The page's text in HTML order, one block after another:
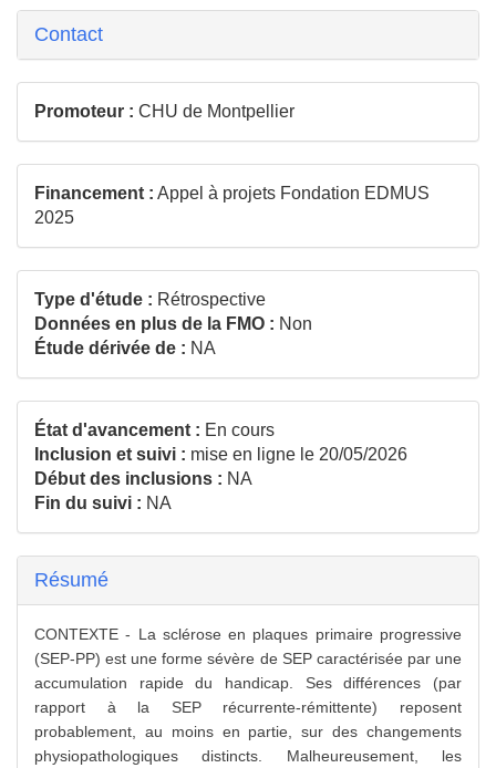
Contact
Promoteur : CHU de Montpellier
Financement : Appel à projets Fondation EDMUS
2025
Type d'étude : Rétrospective
Données en plus de la FMO : Non
Étude dérivée de : NA
État d'avancement : En cours
Inclusion et suivi : mise en ligne le 20/05/2026
Début des inclusions : NA
Fin du suivi : NA
Résumé
CONTEXTE - La sclérose en plaques primaire progressive
(SEP-PP) est une forme sévère de SEP caractérisée par une
accumulation rapide du handicap. Ses différences (par
rapport à la SEP récurrente-rémittente) reposent
probablement, au moins en partie, sur des changements
physiopathologiques distincts. Malheureusement, les